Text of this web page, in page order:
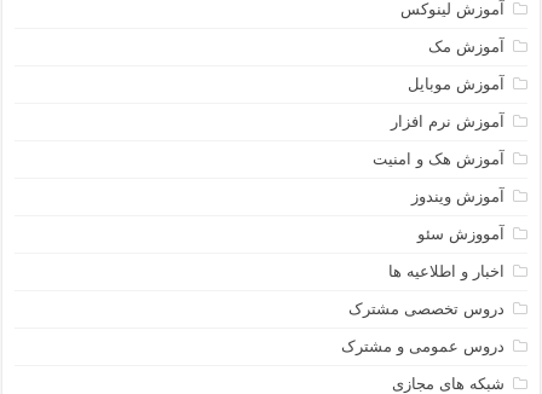
آموزش لینوکس
آموزش مک
آموزش موبایل
آموزش نرم افزار
آموزش هک و امنیت
آموزش ویندوز
آمووزش سئو
اخبار و اطلاعیه ها
دروس تخصصی مشترک
دروس عمومی و مشترک
شبکه های مجازی